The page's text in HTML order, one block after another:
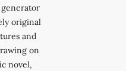
original
and
on
novel,